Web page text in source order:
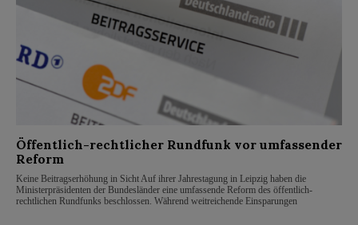
Öffentlich-rechtlicher Rundfunk vor umfassender
Reform
Keine Beitragserhöhung in Sicht Auf ihrer Jahrestagung in Leipzig haben die
Ministerpräsidenten der Bundesländer eine umfassende Reform des öffentlich-
rechtlichen Rundfunks beschlossen. Während weitreichende Einsparungen